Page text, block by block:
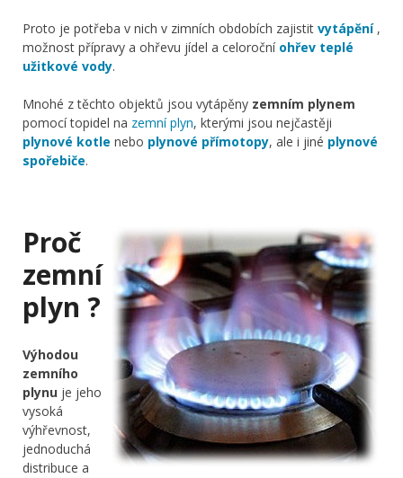
Proto je potřeba v nich v zimních obdobích zajistit vytápění,
možnost přípravy a ohřevu jídel a celoroční ohřev teplé
užitkové vody.
Mnohé z těchto objektů jsou vytápěny zemním plynem
pomocí topidel na zemní plyn, kterými jsou nejčastěji
plynové kotle nebo plynové přímotopy, ale i jiné plynové
spořebiče.
Proč
zemní
plyn ?
Výhodou
zemního
plynu je jeho
vysoká
výhřevnost,
jednoduchá
distribuce a